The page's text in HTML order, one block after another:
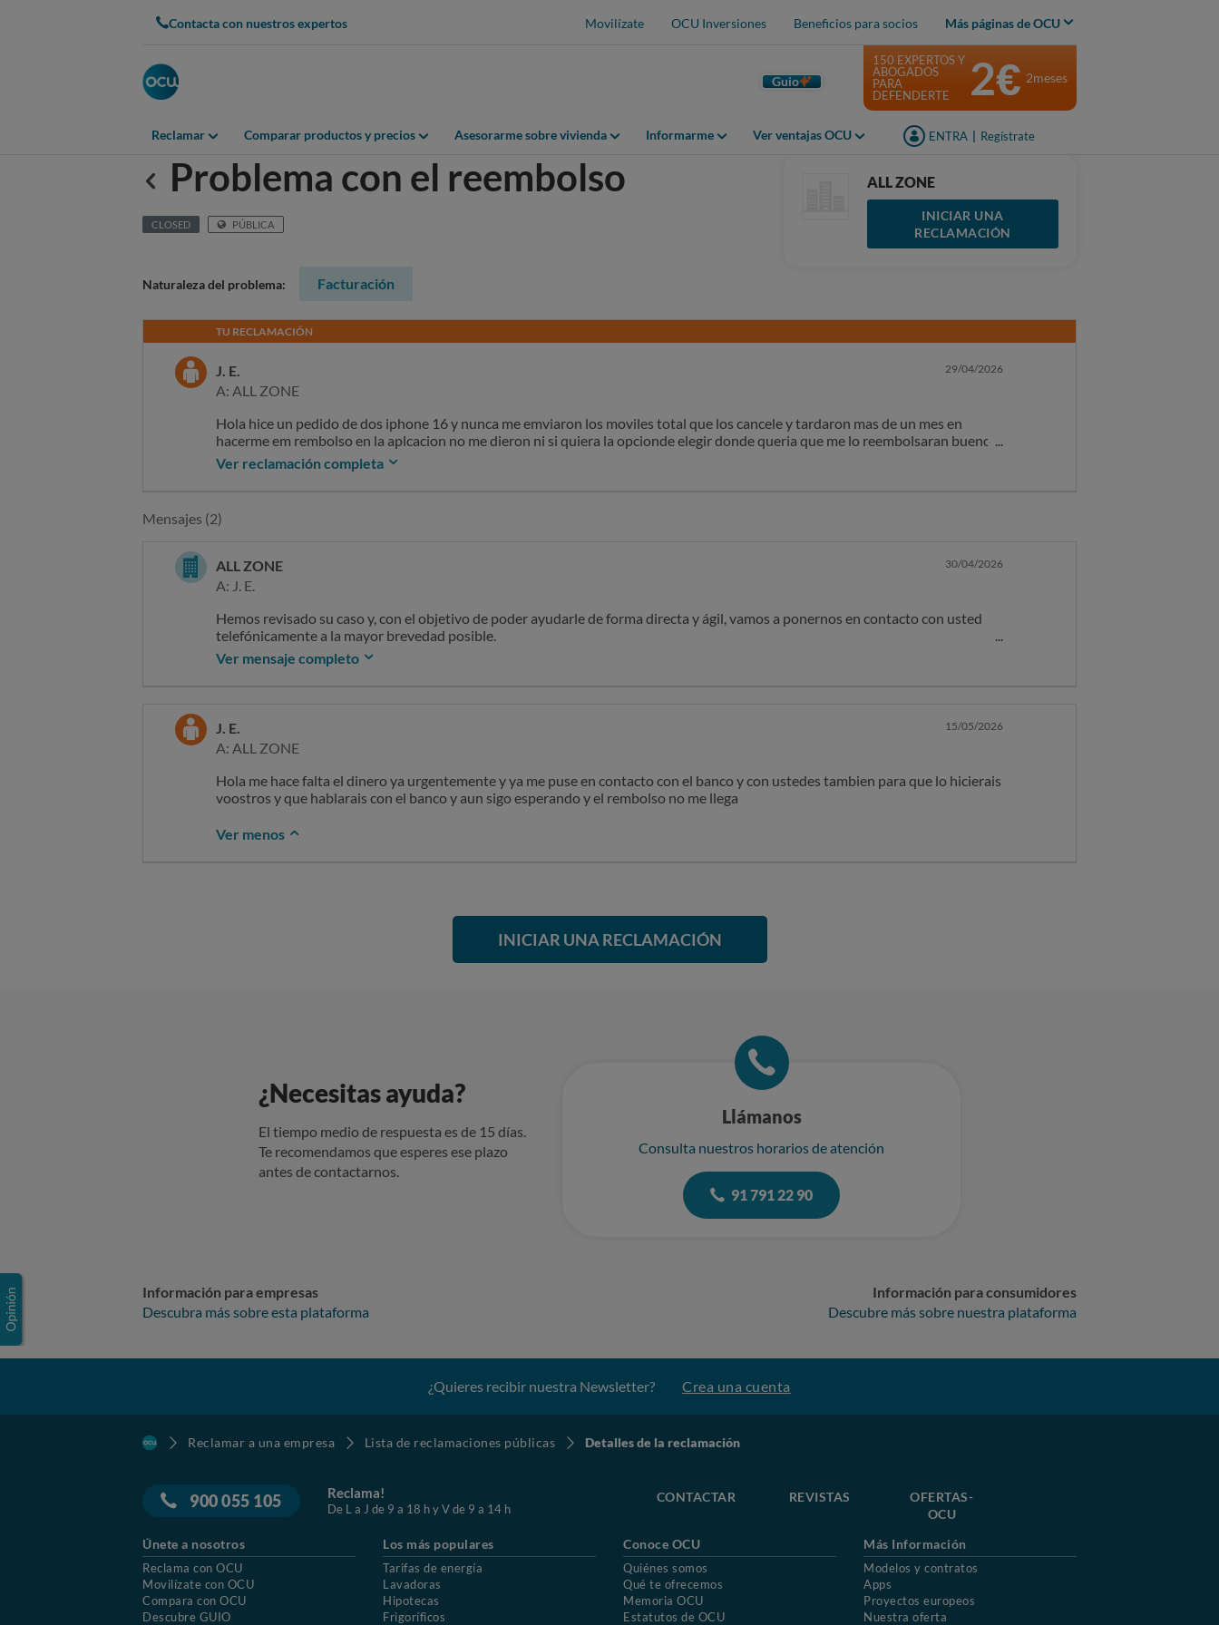
Contacta con nuestros expertos Movilízate OCU Inversiones Beneficios para socios Más páginas de OCU
Guio
Reclamar Comparar productos y precios Asesorarme sobre vivienda Informarme Ver ventajas OCU ENTRA Regístrate
150 EXPERTOS Y
ABOGADOS
PARA
DEFENDERTE
2€ 2meses
Anterior
Problema con el reembolso
CLOSED PÚBLICA
ALL ZONE
INICIAR UNA
RECLAMACIÓN
Naturaleza del problema: Facturación
TU RECLAMACIÓN
J. E.
A: ALL ZONE
29/04/2026
Hola hice un pedido de dos iphone 16 y nunca me emviaron los moviles total que los cancele y tardaron mas de un mes en
hacerme em rembolso en la aplcacion no me dieron ni si quiera la opcionde elegir donde queria que me lo reembolsaran bueno
despues de eso decidi darles otra oportunidad y con ese dinero que tenia en la aplicacion pedi otros iphone paso excatamente
lo mismo por mas que intento que me contesten a mis mensajes o lo que sea no hay manera estan obligados ahora a pagarme el
Ver reclamación completa
Mensajes (2)
ALL ZONE
A: J. E.
30/04/2026
Hemos revisado su caso y, con el objetivo de poder ayudarle de forma directa y ágil, vamos a ponernos en contacto con usted
telefónicamente a la mayor brevedad posible.
Durante la llamada le asistiremos paso a paso para gestionar correctamente el procedimiento de chargeback con su entidad
bancaria y así facilitar la recuperación del importe.
Ver mensaje completo
J. E.
A: ALL ZONE
15/05/2026
Hola me hace falta el dinero ya urgentemente y ya me puse en contacto con el banco y con ustedes tambien para que lo hicierais
voostros y que hablarais con el banco y aun sigo esperando y el rembolso no me llega
Ver menos
INICIAR UNA RECLAMACIÓN
¿Necesitas ayuda?
El tiempo medio de respuesta es de 15 días.
Te recomendamos que esperes ese plazo
antes de contactarnos.
Llámanos
Consulta nuestros horarios de atención
91 791 22 90
Información para empresas
Descubra más sobre esta plataforma
Información para consumidores
Descubre más sobre nuestra plataforma
¿Quieres recibir nuestra Newsletter? Crea una cuenta
Reclamar a una empresa Lista de reclamaciones públicas Detalles de la reclamación
900 055 105 Reclama!
De L a J de 9 a 18 h y V de 9 a 14 h
CONTACTAR REVISTAS
OFERTAS-
OCU
Únete a nosotros
Reclama con OCU
Movilízate con OCU
Compara con OCU
Descubre GUIO
Los más populares
Tarifas de energía
Lavadoras
Hipotecas
Frigoríficos
Conoce OCU
Quiénes somos
Qué te ofrecemos
Memoria OCU
Estatutos de OCU
Más Información
Modelos y contratos
Apps
Proyectos europeos
Nuestra oferta